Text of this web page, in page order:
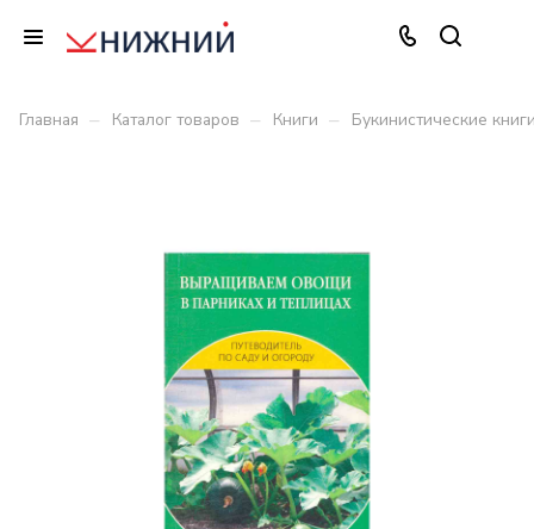
Главная – Каталог товаров – Книги – Букинистические